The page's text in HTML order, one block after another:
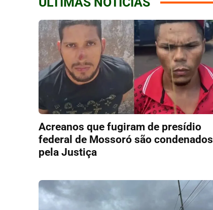
Acreanos que fugiram de presídio
federal de Mossoró são condenados
pela Justiça